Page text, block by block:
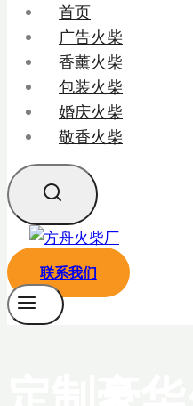
首页
广告火柴
香薰火柴
包装火柴
婚庆火柴
敬香火柴
联系我们